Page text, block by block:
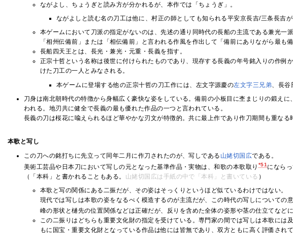
ながよし、ちょうぎと読み方が分かれるが、本作では「ちょうぎ」。
ながよしと読む名の刀工は他に、村正の師としても知られる平安京長吉/三条長吉が
本ゲームにおいて刀派の指定がないのは、先述の通り同時代の長船の主流である兼光
「相州伝備前」または「相伝備前」と言われる作風を作出して「備前にありながら最も
長船四天王とは、長光・兼光・元重・長義を指す。
正宗十哲という名称は後世に付けられたものであり、現存する長義の年号銘入りの作
けた刀工の一人とみなされる。
本ゲームに登場する他の正宗十哲の刀工作には、左文字源慶の左文字三 兄弟 、長
刀身は南北朝時代の特徴から身幅広く豪快な姿をしている。備前の小板目に杢まじりの鍛え
われる。地刃共に健全で長義の最も優れた作品の一つと言われている。
長義の刀は桜花に喩えられるほど華やかな刃文が特徴的。共に最上作であり作刀期間も重な
本歌と写し
この刀への銘打ちに先立って同年二月に作刀されたのが、写しである 山姥切国広である。
美術工芸品や日本刀において写しの元となった基準作品・実物は、和歌の本歌取り *51 になら
（「本科」と書かれることもある。 山姥切国広は手紙の中で「本科」と書いている ）
本歌と写の関係にある二振だが、その姿はそっくりというほど似ているわけではない。
現代では写しは本歌の姿をなるべく模造するのが主流だが、この時代の写しについての
峰の形状と樋先の位置関係などは正確だが、反りを含めた全体の姿形や茎の仕立てなど
この二振りはどちらも重要文化財の指定を受けている。専門家の間では写しは本歌に
もに国宝・重要文化財となっている作品は他には皆無であり、双方ともに高く評価さ